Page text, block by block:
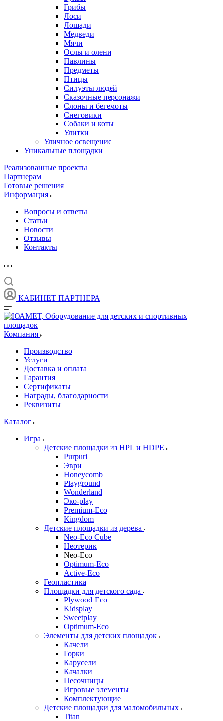
Грибы
Лоси
Лошади
Медведи
Мячи
Ослы и олени
Павлины
Предметы
Птицы
Силуэты людей
Сказочные персонажи
Слоны и бегемоты
Снеговики
Собаки и коты
Улитки
Уличное освещение
Уникальные площадки
Реализованные проекты
Партнерам
Готовые решения
Информация
Вопросы и ответы
Статьи
Новости
Отзывы
Контакты
КАБИНЕТ ПАРТНЕРА
Компания
Производство
Услуги
Доставка и оплата
Гарантия
Сертификаты
Награды, благодарности
Реквизиты
Каталог
Игра
Детские площадки из HPL и HDPE
Purpuri
Эври
Honeycomb
Playground
Wonderland
Эко-play
Premium-Eco
Kingdom
Детские площадки из дерева
Neo-Eco Cube
Неотерик
Neo-Eco
Оptimum-Еco
Active-Eco
Геопластика
Площадки для детского сада
Plywood-Eco
Kidsplay
Sweetplay
Оptimum-Еco
Элементы для детских площадок
Качели
Горки
Карусели
Качалки
Песочницы
Игровые элементы
Комплектующие
Детские площадки для маломобильных
Titan